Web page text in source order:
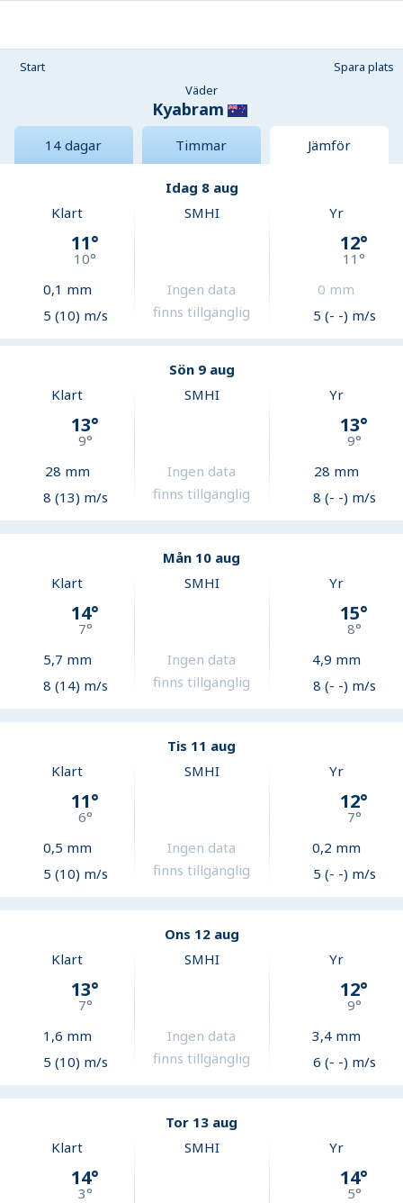
Start
Spara plats
Väder
Kyabram
14 dagar Timmar Jämför
Idag 8 aug
Klart
11°
10°
0,1 mm
5 (10) m/s
SMHI
Ingen data
finns tillgänglig
Yr
12°
11°
0 mm
5 (- -) m/s
Sön 9 aug
Klart
13°
9°
28 mm
8 (13) m/s
SMHI
Ingen data
finns tillgänglig
Yr
13°
9°
28 mm
8 (- -) m/s
Mån 10 aug
Klart
14°
7°
5,7 mm
8 (14) m/s
SMHI
Ingen data
finns tillgänglig
Yr
15°
8°
4,9 mm
8 (- -) m/s
Tis 11 aug
Klart
11°
6°
0,5 mm
5 (10) m/s
SMHI
Ingen data
finns tillgänglig
Yr
12°
7°
0,2 mm
5 (- -) m/s
Ons 12 aug
Klart
13°
7°
1,6 mm
5 (10) m/s
SMHI
Ingen data
finns tillgänglig
Yr
12°
9°
3,4mm
6 (- -) m/s
Tor 13 aug
Klart
14°
3°
SMHI Yr
14°
5°